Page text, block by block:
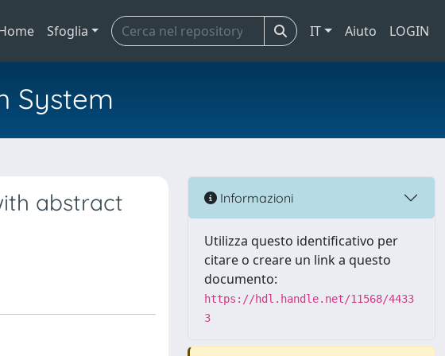
Sfoglia IT Aiuto LOGIN
System
abstract
Informazioni
Utilizza questo identificativo per
citare o creare un link a questo
documento:
https://hdl.handle.net/11568/4433
3